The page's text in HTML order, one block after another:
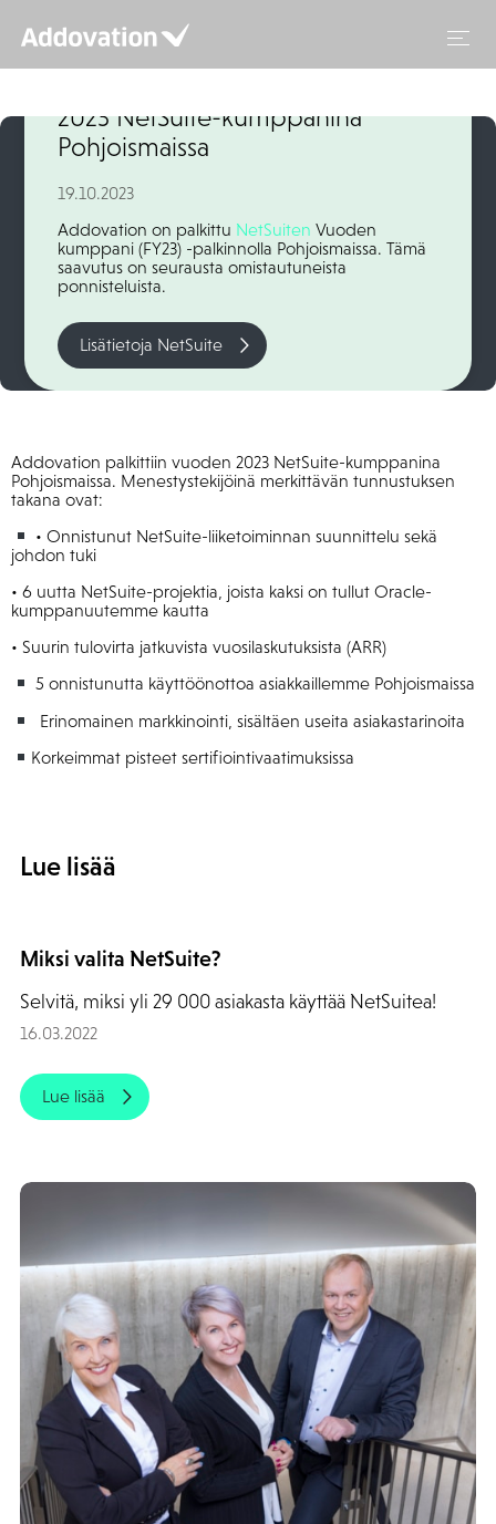
sisältöön
2023 NetSuite-kumppanina
Pohjoismaissa
19.10.2023
Addovation on palkittu NetSuiten Vuoden
kumppani (FY23) -palkinnolla Pohjoismaissa. Tämä
saavutus on seurausta omistautuneista
ponnisteluista.
Lisätietoja NetSuite
Addovation palkittiin vuoden 2023 NetSuite-kumppanina
Pohjoismaissa. Menestystekijöinä merkittävän tunnustuksen
takana ovat:
• Onnistunut NetSuite-liiketoiminnan suunnittelu sekä
johdon tuki
• 6 uutta NetSuite-projektia, joista kaksi on tullut Oracle-
kumppanuutemme kautta
• Suurin tulovirta jatkuvista vuosilaskutuksista (ARR)
5 onnistunutta käyttöönottoa asiakkaillemme Pohjoismaissa
Erinomainen markkinointi, sisältäen useita asiakastarinoita
Korkeimmat pisteet sertifiointivaatimuksissa
Lue lisää
Lue lisää
Miksi valita NetSuite?
Selvitä, miksi yli 29 000 asiakasta käyttää NetSuitea!
16.03.2022